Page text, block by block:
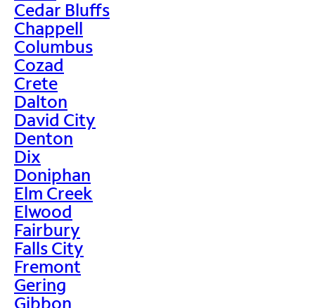
Cedar Bluffs
Chappell
Columbus
Cozad
Crete
Dalton
David City
Denton
Dix
Doniphan
Elm Creek
Elwood
Fairbury
Falls City
Fremont
Gering
Gibbon